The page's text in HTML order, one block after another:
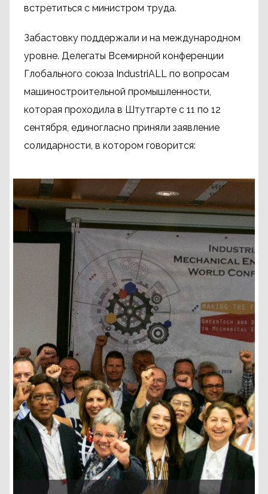
встретиться с министром труда.
Забастовку поддержали и на международном
уровне. Делегаты Всемирной конференции
Глобального союза IndustriALL по вопросам
машиностроительной промышленности,
которая проходила в Штутгарте с 11 по 12
сентября, единогласно приняли заявление
солидарности, в котором говорится: